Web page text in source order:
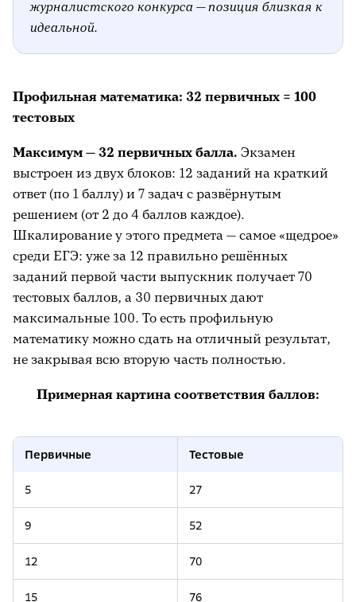
журналистского конкурса — позиция близкая к
идеальной.
Профильная математика: 32 первичных = 100
тестовых
Максимум — 32 первичных балла. Экзамен
выстроен из двух блоков: 12 заданий на краткий
ответ (по 1 баллу) и 7 задач с развёрнутым
решением (от 2 до 4 баллов каждое).
Шкалирование у этого предмета — самое «щедрое»
среди ЕГЭ: уже за 12 правильно решённых
заданий первой части выпускник получает 70
тестовых баллов, а 30 первичных дают
максимальные 100. То есть профильную
математику можно сдать на отличный результат,
не закрывая всю вторую часть полностью.
Примерная картина соответствия баллов:
Первичные Тестовые
5 27
9 52
12 70
15 76